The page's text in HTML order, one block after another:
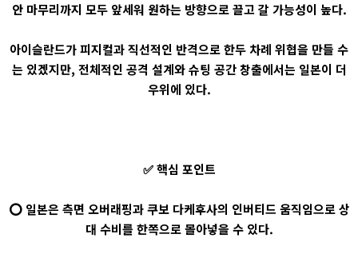
안 마무리까지 모두 앞세워 원하는 방향으로 끌고 갈 가능성이 높다.
아이슬란드가 피지컬과 직선적인 반격으로 한두 차례 위협을 만들 수
는 있겠지만, 전체적인 공격 설계와 슈팅 공간 창출에서는 일본이 더
우위에 있다.
✅ 핵심 포인트
⭕ 일본은 측면 오버래핑과 쿠보 다케후사의 인버티드 움직임으로 상
대 수비를 한쪽으로 몰아넣을 수 있다.